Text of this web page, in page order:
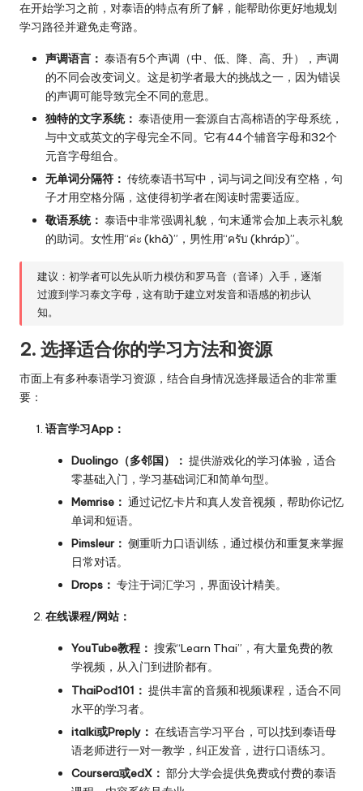
在开始学习之前，对泰语的特点有所了解，能帮助你更好地规划
学习路径并避免走弯路。
声调语言： 泰语有5个声调（中、低、降、高、升），声调
的不同会改变词义。这是初学者最大的挑战之一，因为错误
的声调可能导致完全不同的意思。
独特的文字系统： 泰语使用一套源自古高棉语的字母系统，
与中文或英文的字母完全不同。它有44个辅音字母和32个
元音字母组合。
无单词分隔符： 传统泰语书写中，词与词之间没有空格，句
子才用空格分隔，这使得初学者在阅读时需要适应。
敬语系统： 泰语中非常强调礼貌，句末通常会加上表示礼貌
的助词。女性用“ค่ะ (khâ)”，男性用“ครับ (khráp)”。
建议：初学者可以先从听力模仿和罗马音（音译）入手，逐渐
过渡到学习泰文字母，这有助于建立对发音和语感的初步认
知。
2. 选择适合你的学习方法和资源
市面上有多种泰语学习资源，结合自身情况选择最适合的非常重
要：
语言学习App：
Duolingo（多邻国）： 提供游戏化的学习体验，适合
零基础入门，学习基础词汇和简单句型。
Memrise： 通过记忆卡片和真人发音视频，帮助你记忆
单词和短语。
Pimsleur： 侧重听力口语训练，通过模仿和重复来掌握
日常对话。
Drops： 专注于词汇学习，界面设计精美。
在线课程/网站：
YouTube教程： 搜索“Learn Thai”，有大量免费的教
学视频，从入门到进阶都有。
ThaiPod101： 提供丰富的音频和视频课程，适合不同
水平的学习者。
italki或Preply： 在线语言学习平台，可以找到泰语母
语老师进行一对一教学，纠正发音，进行口语练习。
Coursera或edX： 部分大学会提供免费或付费的泰语